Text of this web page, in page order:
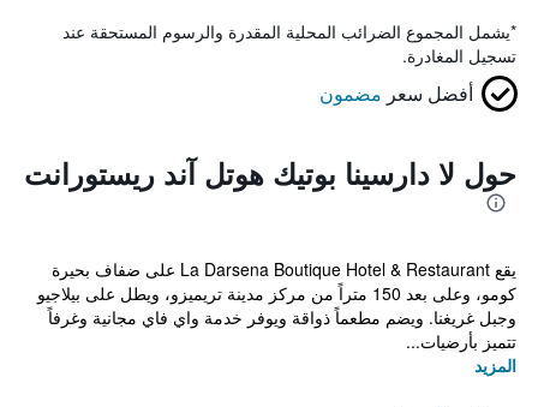
*يشمل المجموع الضرائب المحلية المقدرة والرسوم المستحقة عند
تسجيل المغادرة.
أفضل سعر مضمون
حول لا دارسينا بوتيك هوتل آند ريستورانت
يقع La Darsena Boutique Hotel & Restaurant على ضفاف بحيرة
كومو، وعلى بعد 150 متراً من مركز مدينة تريميزو، ويطل على بيلاجيو
وجبل غريغنا. ويضم مطعماً ذواقة ويوفر خدمة واي فاي مجانية وغرفاً
تتميز بأرضيات...
المزيد